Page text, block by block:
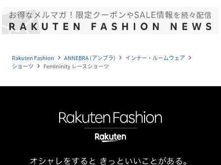
Rakuten Fashion navigate_next ANNEBRA (アンブラ) navigate_next インナー・ルームウェア navigate_next
ショーツ navigate_next Femininity レースショーツ